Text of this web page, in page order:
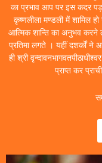
का प्रभाव आप पर इस कदर पड़ा
कृष्णलीला मण्डली में शामिल
आत्मिक शान्ति का अनुभव करने
प्रतिमा लगते । यहीं दशर्कों ने
ही श्री
प्राप्त कर